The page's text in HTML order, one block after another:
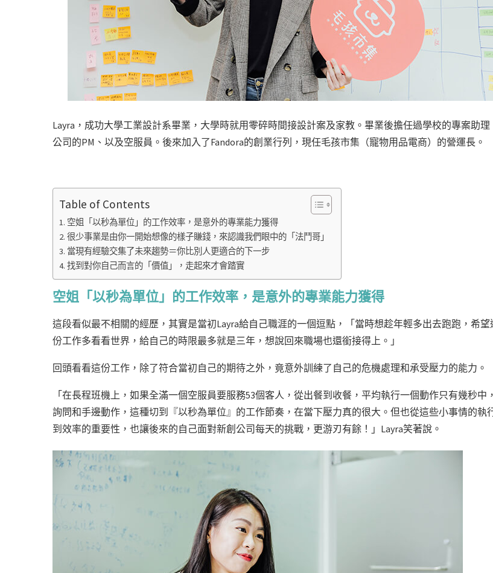
Layra，成功大學工業設計系畢業，大學時就用零碎時間接設計案及家教。畢業後擔任過學校的專案助理
公司的PM、以及空服員。後來加入了Fandora的創業行列，現任毛孩市集（寵物用品電商）的營運長。
Table of Contents
空姐「以秒為單位」的工作效率，是意外的專業能力獲得
很少事業是由你一開始想像的樣子賺錢，來認識我們眼中的「法鬥哥」
當現有經驗交集了未來趨勢＝你比別人更適合的下一步
找到對你自己而言的「價值」，走起來才會踏實
空姐「以秒為單位」的工作效率，是意外的專業能力獲得
這段看似最不相關的經歷，其實是當初Layra給自己職涯的一個逗點，「當時想趁年輕多出去跑跑，希望
份工作多看看世界，給自己的時限最多就是三年，想說回來職場也還銜接得上。」
回頭看看這份工作，除了符合當初自己的期待之外，竟意外訓練了自己的危機處理和承受壓力的能力。
「在長程班機上，如果全滿一個空服員要服務53個客人，從出餐到收餐，平均執行一個動作只有幾秒中
詢問和手邊動作，這種切到『以秒為單位』的工作節奏，在當下壓力真的很大。但也從這些小事情的執
到效率的重要性，也讓後來的自己面對新創公司每天的挑戰，更游刃有餘！」Layra笑著說。